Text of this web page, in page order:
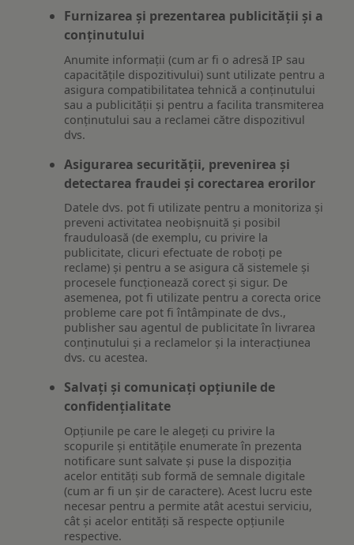
Furnizarea și prezentarea publicității și a
conținutului
Anumite informații (cum ar fi o adresă IP sau
capacitățile dispozitivului) sunt utilizate pentru a
asigura compatibilitatea tehnică a conținutului
sau a publicității și pentru a facilita transmiterea
conținutului sau a reclamei către dispozitivul
dvs.
Asigurarea securității, prevenirea și
detectarea fraudei și corectarea erorilor
Datele dvs. pot fi utilizate pentru a monitoriza și
preveni activitatea neobișnuită și posibil
frauduloasă (de exemplu, cu privire la
publicitate, clicuri efectuate de roboți pe
reclame) și pentru a se asigura că sistemele și
procesele funcționează corect și sigur. De
asemenea, pot fi utilizate pentru a corecta orice
probleme care pot fi întâmpinate de dvs.,
publisher sau agentul de publicitate în livrarea
conținutului și a reclamelor și la interacțiunea
dvs. cu acestea.
Salvați și comunicați opțiunile de
confidențialitate
Opțiunile pe care le alegeți cu privire la
scopurile și entitățile enumerate în prezenta
notificare sunt salvate și puse la dispoziția
acelor entități sub formă de semnale digitale
(cum ar fi un șir de caractere). Acest lucru este
necesar pentru a permite atât acestui serviciu,
cât și acelor entități să respecte opțiunile
respective.